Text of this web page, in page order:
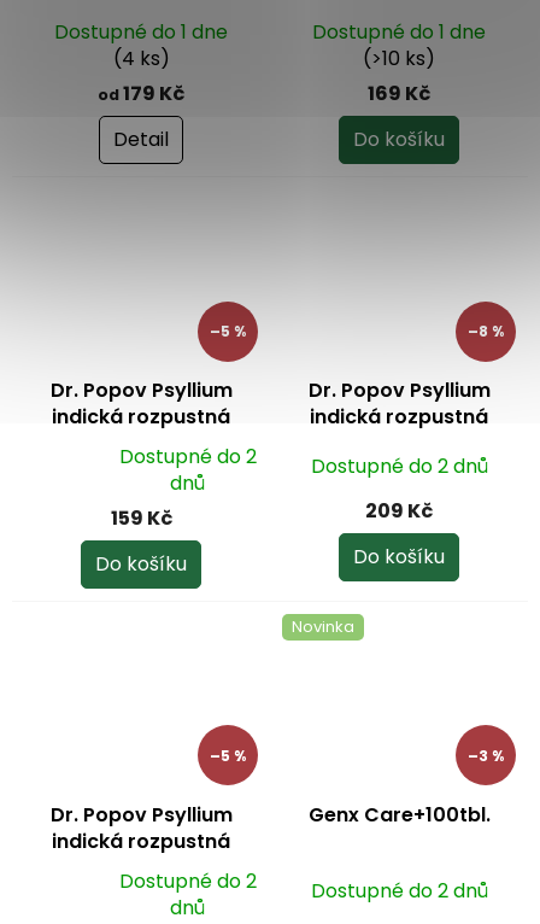
Dostupné do 1 dne
(4 ks)
od179 Kč
Detail
Dostupné do 1 dne
(>10 ks)
169 Kč
Do košíku
–5 %
Dr. Popov Psyllium
indická rozpustná
vláknina 200 g
Dostupné do 2
dnů
159 Kč
Do košíku
–8 %
Dr. Popov Psyllium
indická rozpustná
Dostupné do 2 dnů
209 Kč
Do košíku
–5 %
Dr. Popov Psyllium
indická rozpustná
vláknina kapsle 120 ks
Dostupné do 2
dnů
Novinka
–3 %
Genx Care+100tbl.
Dostupné do 2 dnů